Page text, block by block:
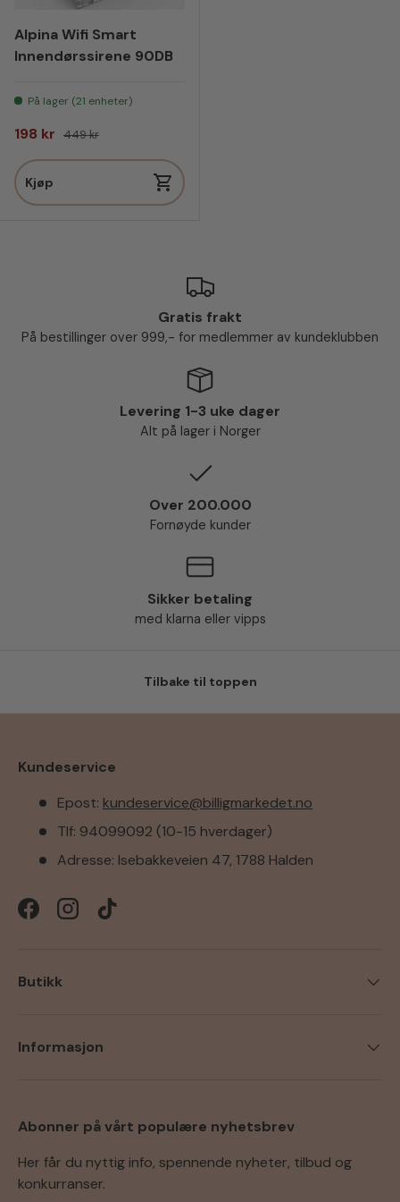
Alpina Wifi Smart
Innendørssirene 90DB
På lager (21 enheter)
Salgspris
198 kr Vanlig pris
449 kr
Kjøp
Gratis frakt
På bestillinger over 999,- for medlemmer av kundeklubben
Levering 1-3 uke dager
Alt på lager i Norger
Over 200.000
Fornøyde kunder
Sikker betaling
med klarna eller vipps
Tilbake til toppen
Kundeservice
Epost: kundeservice@billigmarkedet.no
Tlf: 94099092 (10-15 hverdager)
Adresse: Isebakkeveien 47, 1788 Halden
FacebookInstagramTikTok
Butikk
Informasjon
Abonner på vårt populære nyhetsbrev
Her får du nyttig info, spennende nyheter, tilbud og
konkurranser.